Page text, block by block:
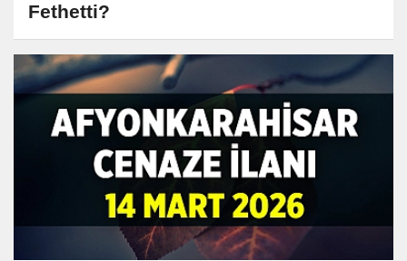
Fethetti?